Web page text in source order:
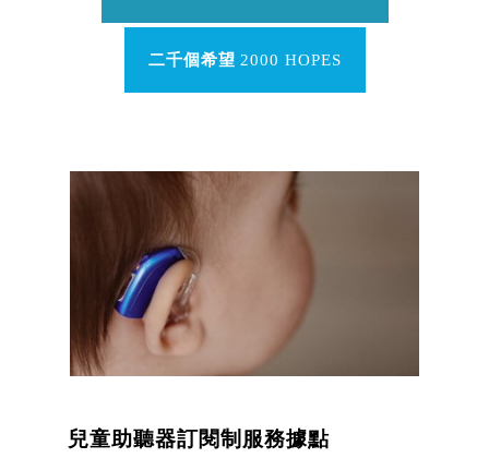
二千個希望 2000 HOPES
兒童助聽器訂閱制服務據點